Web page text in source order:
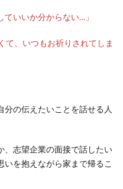
ていいか分からない…」
て、いつもお祈りされてしま
の伝えたいことを話せる人
、志望企業の面接で話したい
を抱えながら家まで帰るこ